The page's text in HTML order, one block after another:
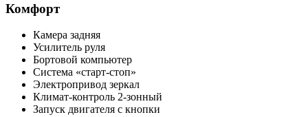
Комфорт
Камера задняя
Усилитель руля
Бортовой компьютер
Система «старт-стоп»
Электропривод зеркал
Климат-контроль 2-зонный
Запуск двигателя с кнопки